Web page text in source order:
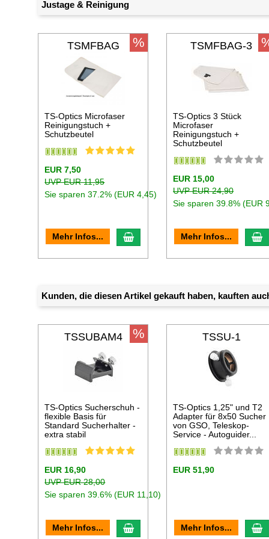
Justage & Reinigung
TSMFBAG
TS-Optics Microfaser
Reinigungstuch +
Schutzbeutel
EUR 7,50
UVP EUR 11,95
Sie sparen 37.2% (EUR 4,45)
Mehr Infos... In den Warenkorb
% TSMFBAG-3
TS-Optics 3 Stück
Microfaser
Reinigungstuch +
Schutzbeutel
EUR 15,00
UVP EUR 24,90
Sie sparen 39.8% (EUR
Mehr Infos...
Kunden, die diesen Artikel gekauft haben, kauften
TSSUBAM4
TS-Optics Sucherschuh -
flexible Basis für
Standard Sucherhalter -
extra stabil
EUR 16,90
UVP EUR 28,00
Sie sparen 39.6% (EUR 11,10)
Mehr Infos... In den Warenkorb
% TSSU-1
TS-Optics 1,25" und T2
Adapter für 8x50 Sucher
von GSO, Teleskop-
Service - Autoguider...
EUR 51,90
Mehr Infos...